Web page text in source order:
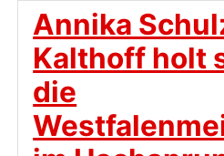
Annika
Kalthoff holt
die